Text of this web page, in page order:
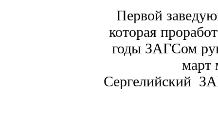
Первой
которая
годы ЗАГСом
март
Сергелийский